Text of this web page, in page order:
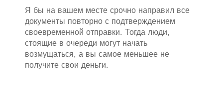
Я бы на вашем месте срочно направил все
документы повторно с подтверждением
своевременной отправки. Тогда люди,
стоящие в очереди могут начать
возмущаться, а вы самое меньшее не
получите свои деньги.